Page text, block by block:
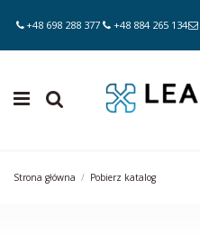
+48 698 288 377 +48 884 265 134
Strona główna Pobierz katalog